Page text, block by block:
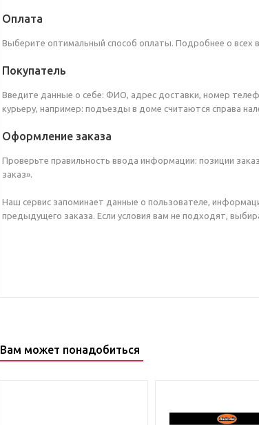
Оплата
Выберите оптимальный способ оплаты. Подробнее о всех
Покупатель
Введите данные о себе: ФИО, адрес доставки, номер
курьеру, например: подъезды в доме считаются справа
Оформление заказа
Проверьте правильность ввода информации: позиции
заказ».
Наш сервис запоминает данные о пользователе,
предыдущего заказа. Если условия вам не подходят,
Вам может понадобиться